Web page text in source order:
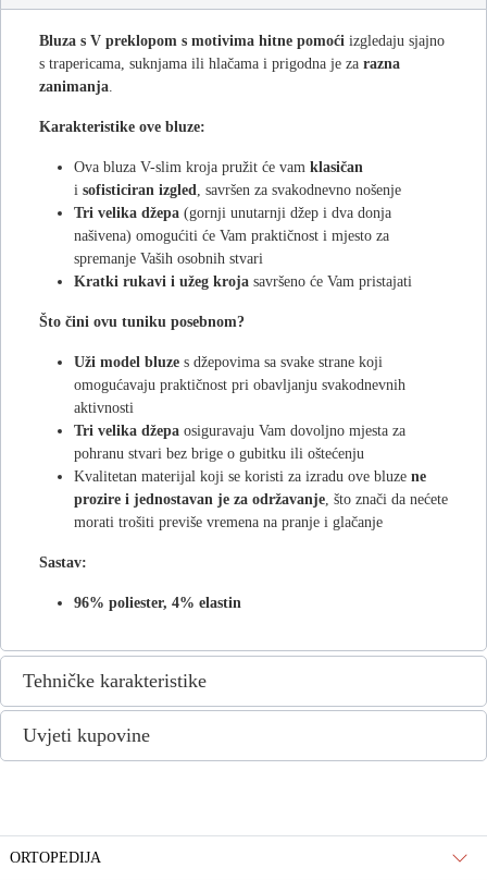
ORTOPEDIJA
Bluza s V preklopom s motivima hitne pomoći izgledaju sjajno
s trapericama, suknjama ili hlačama i prigodna je za razna
zanimanja
Karakteristike ove bluze:
Ova bluza V-slim kroja pružit će vam klasičan
i sofisticiran izgled , savršen za svakodnevno nošenje
Tri velika džepa (gornji unutarnji džep i dva donja
našivena) omogućiti će Vam praktičnost i mjesto za
spremanje Vaših osobnih stvari
Kratki rukavi i užeg kroja savršeno će Vam pristajati
Što čini ovu tuniku posebnom?
Uži model bluze s džepovima sa svake strane koji
omogućavaju praktičnost pri obavljanju svakodnevnih
aktivnosti
Tri velika džepa osiguravaju Vam dovoljno mjesta za
pohranu stvari bez brige o gubitku ili oštećenju
Kvalitetan materijal koji se koristi za izradu ove bluze ne
prozire i jednostavan je za održavanje , što znači da nećete
morati trošiti previše vremena na pranje i glačanje
Sastav:
96% poliester, 4% elastin
Tehničke karakteristike
Uvjeti kupovine